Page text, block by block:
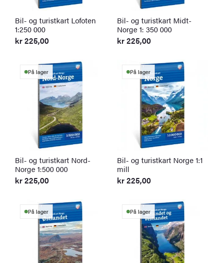
Bil- og turistkart Lofoten
1:250 000
kr225,00
Bil- og turistkart Midt-
Norge 1: 350 000
kr225,00
På lager
Bil- og turistkart Nord-
Norge 1:500 000
kr225,00
På lager
Bil- og turistkart Norge 1:1
mill
kr225,00
På lager På lager